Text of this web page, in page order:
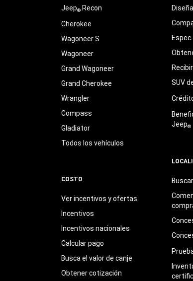
Jeep®Recon
Cherokee
Wagoneer S
Wagoneer
Grand Wagoneer
Grand Cherokee
Wrangler
Compass
Gladiator
Todos los vehículos
COSTO
Ver incentivos y ofertas
Incentivos
Incentivos nacionales
Calcular pago
Busca el valor de canje
Obtener cotización
Espec.
SUV
Jeep®